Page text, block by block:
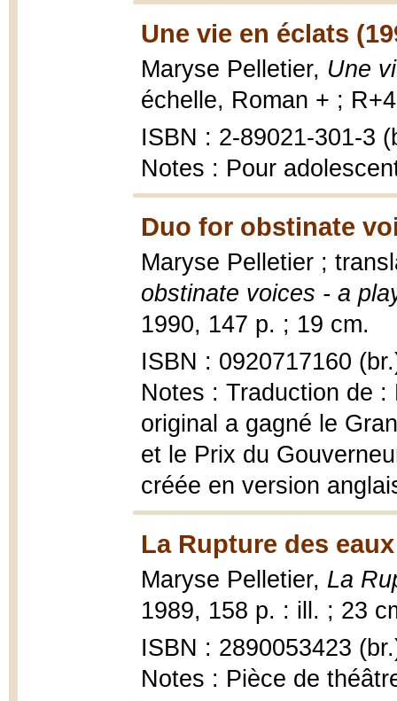
Une vie en éclats
Maryse Pelletier, Une
échelle, Roman + ;
ISBN : 2-89021-301-3
Notes : Pour
Duo for obstinate
Maryse Pelletier ;
obstinate voices - a
1990, 147 p. ; 19 cm.
ISBN : 0920717160
Notes : Traduction de
original a gagné le
et le Prix du
créée en version
La Rupture des
Maryse Pelletier, La
1989, 158 p. : ill. ; 23
ISBN : 2890053423
Notes : Pièce de